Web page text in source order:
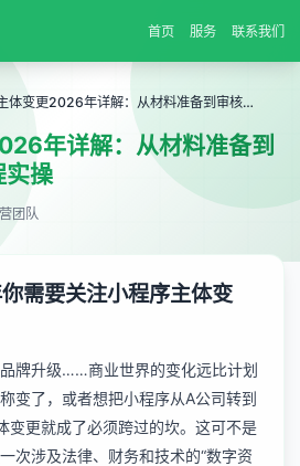
首页 服务 联系我们
小程序主体变更2026年详解：从材料准备到审核通过的全流程实操
年详解：从材料准备到
实操
团队
需要关注小程序主体变
牌升级……商业世界的变化远比计划
变了，或者想把小程序从A公司转到
变更就成了必须跨过的坎。这可不是
次涉及法律、财务和技术的“数字资